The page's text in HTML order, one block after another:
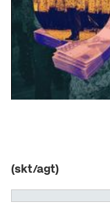
(skt/agt)